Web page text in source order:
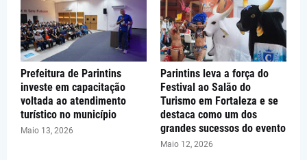
Prefeitura de Parintins
investe em capacitação
voltada ao atendimento
turístico no município
Maio 13, 2026
Parintins leva a força do
Festival ao Salão do
Turismo em Fortaleza e se
destaca como um dos
grandes sucessos do evento
Maio 12, 2026